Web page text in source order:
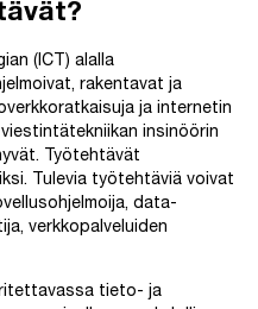
(ICT) alalla
rakentavat ja
ja internetin
insinöörin
Työtehtävät
Tulevia työtehtäviä voivat
data-
verkkopalveluiden
tieto- ja